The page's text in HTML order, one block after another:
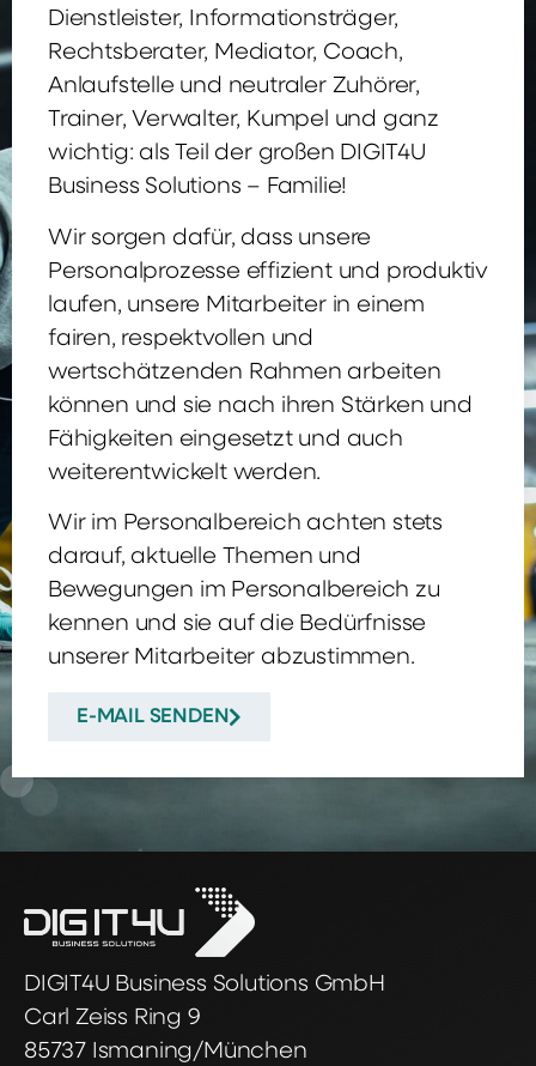
Dienstleister, Informationsträger,
Rechtsberater, Mediator, Coach,
Anlaufstelle und neutraler Zuhörer,
Trainer, Verwalter, Kumpel und ganz
wichtig: als Teil der großen DIGIT4U
Business Solutions – Familie!
Wir sorgen dafür, dass unsere
Personalprozesse effizient und produktiv
laufen, unsere Mitarbeiter in einem
fairen, respektvollen und
wertschätzenden Rahmen arbeiten
können und sie nach ihren Stärken und
Fähigkeiten eingesetzt und auch
weiterentwickelt werden.
Wir im Personalbereich achten stets
darauf, aktuelle Themen und
Bewegungen im Personalbereich zu
kennen und sie auf die Bedürfnisse
unserer Mitarbeiter abzustimmen.
E-MAIL SENDEN
DIGIT4U Business Solutions GmbH
Carl Zeiss Ring 9
85737 Ismaning/München